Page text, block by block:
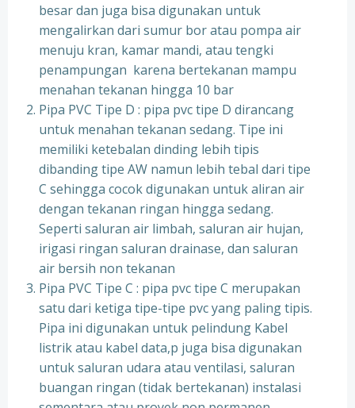
besar dan juga bisa digunakan untuk
mengalirkan dari sumur bor atau pompa air
menuju kran, kamar mandi, atau tengki
penampungan karena bertekanan mampu
menahan tekanan hingga 10 bar
Pipa PVC Tipe D : pipa pvc tipe D dirancang
untuk menahan tekanan sedang. Tipe ini
memiliki ketebalan dinding lebih tipis
dibanding tipe AW namun lebih tebal dari tipe
C sehingga cocok digunakan untuk aliran air
dengan tekanan ringan hingga sedang.
Seperti saluran air limbah, saluran air hujan,
irigasi ringan saluran drainase, dan saluran
air bersih non tekanan
Pipa PVC Tipe C : pipa pvc tipe C merupakan
satu dari ketiga tipe-tipe pvc yang paling tipis.
Pipa ini digunakan untuk pelindung Kabel
listrik atau kabel data,p juga bisa digunakan
untuk saluran udara atau ventilasi, saluran
buangan ringan (tidak bertekanan) instalasi